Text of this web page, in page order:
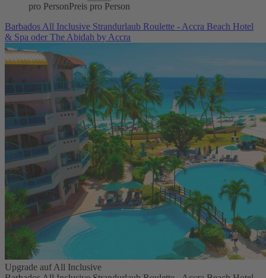
pro PersonPreis pro Person
Barbados All Inclusive Strandurlaub Roulette - Accra Beach Hotel
& Spa oder The Abidah by Accra
Upgrade auf All Inclusive